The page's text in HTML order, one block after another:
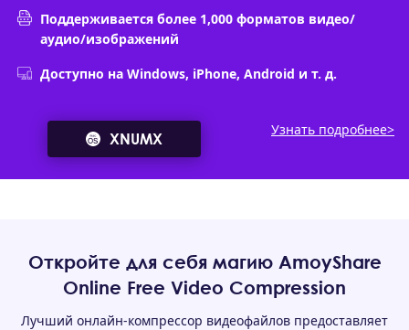
Поддерживается более 1,000 форматов видео/
аудио/изображений
Доступно на Windows, iPhone, Android и т. д.
XNUMX
Узнать подробнее>
Откройте для себя магию AmoyShare
Online Free Video Compression
Лучший онлайн-компрессор видеофайлов предоставляет